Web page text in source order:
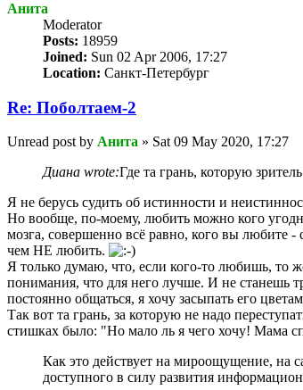
Анита
Мoderator
Posts: 18959
Joined: Sun 02 Apr 2006, 17:27
Location: Санкт-Петербург
Re: Поболтаем-2
Unread post by Анита » Sat 09 May 2020, 17:27
Диана wrote:Где та грань, которую
Я не берусь судить об истинности и
Но вообще, по-моему, любить можно кого
мозга, совершенно всё равно, кого вы любите
чем НЕ любить.
Я только думаю, что, если кого-то любишь, то
понимания, что для него лучше. И не станешь
постоянно общаться, я хочу засыпать его
Так вот та грань, за которую не надо
стишках было: "Но мало ль я чего хочу! Мама
Как это действует на мироощущение, на
доступного в силу развития